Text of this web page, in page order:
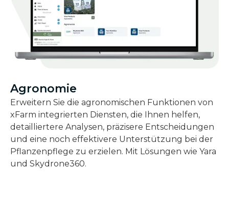
Agronomie
Erweitern Sie die agronomischen Funktionen von
xFarm integrierten Diensten, die Ihnen helfen,
detailliertere Analysen, präzisere Entscheidungen
und eine noch effektivere Unterstützung bei der
Pflanzenpflege zu erzielen. Mit Lösungen wie Yara
und Skydrone360.